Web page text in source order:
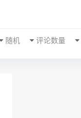
评论数量
随机